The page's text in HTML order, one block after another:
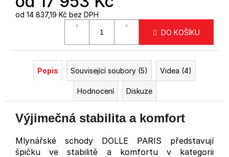
od 14 837,19 Kč bez DPH
DO KOŠÍKU
Popis Související soubory (5) Videa (4)
Hodnocení Diskuze
Výjimečná stabilita a komfort
Mlynářské schody DOLLE PARIS představují
špičku ve stabilitě a komfortu v kategorii